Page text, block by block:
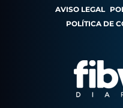
AVISO LEGAL
POLÍTICA DE